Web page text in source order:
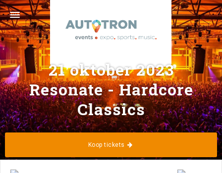
Graafsebaan 133 · 5248 NL Rosmalen ('s-
Hertogenbosch) · 073 629 39 11 ·info@autotron.nl
Volg ons
21 oktober 2023
Resonate - Hardcore
Classics
Koop tickets